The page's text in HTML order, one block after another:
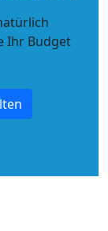
Ihr Budget